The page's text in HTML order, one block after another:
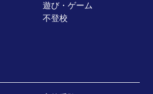
遊び・ゲーム
不登校